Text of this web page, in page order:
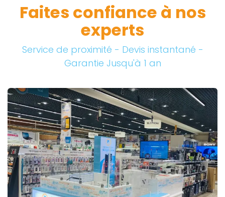
Faites confiance à nos
experts
Service de proximité - Devis instantané -
Garantie Jusqu'à 1 an